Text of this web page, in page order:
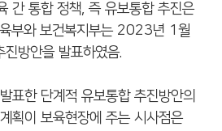
간 통합 정책, 즉 유보통합 추진은
부와 보건복지부는 2023년 1월
방안을 발표하였음.
표한 단계적 유보통합 추진방안의
획이 보육현장에 주는 시사점은